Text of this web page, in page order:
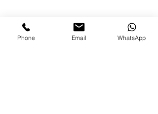
Phone Email WhatsApp